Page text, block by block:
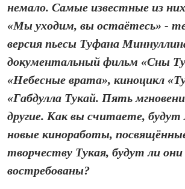
немало. Самые известные из
«Мы уходим, вы остаётесь» -
версия пьесы Туфана
документальный фильм «Сны
«Небесные врата», киноцикл
«Габдулла Тукай. Пять
другие. Как вы считаете, будут
новые киноработы,
творчеству Тукая, будут ли они
востребованы?